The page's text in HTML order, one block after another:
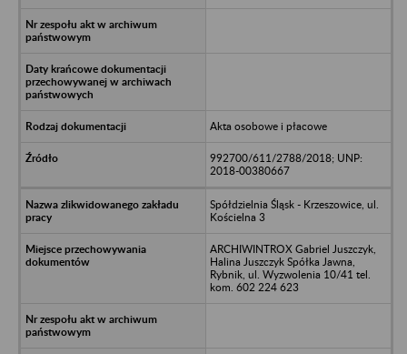
Akta osobowe i płacowe
992700/611/2788/2018; UNP:
2018-00380667
Spółdzielnia Śląsk - Krzeszowice, ul.
Kościelna 3
ARCHIWINTROX Gabriel Juszczyk,
Halina Juszczyk Spółka Jawna,
Rybnik, ul. Wyzwolenia 10/41 tel.
kom. 602 224 623